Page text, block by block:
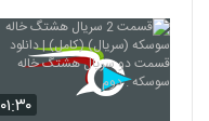
۰۱:۳۰